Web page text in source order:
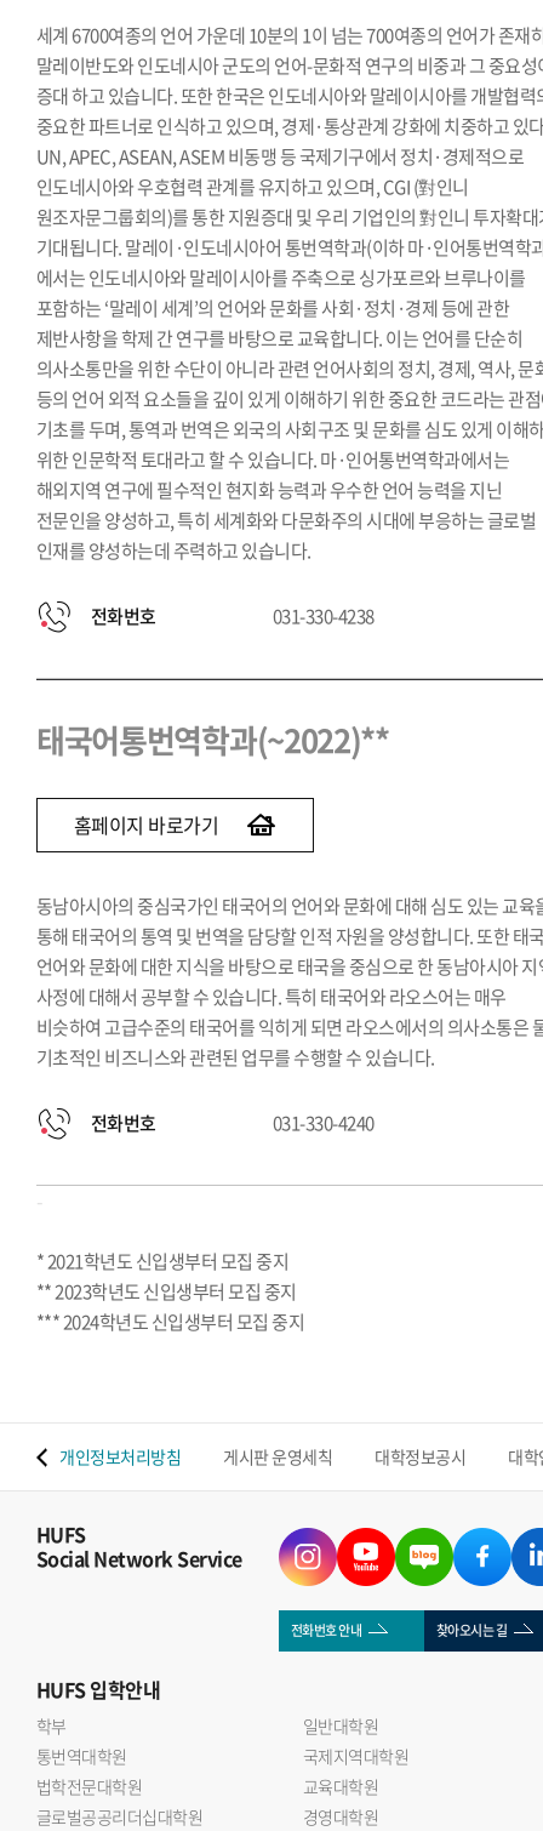
세계 6700여종의 언어 가운데 10분의 1이 넘는 700여종의 언어가 존재
말레이반도와 인도네시아 군도의 언어-문화적 연구의 비중과 그 중요성
증대 하고 있습니다. 또한 한국은 인도네시아와 말레이시아를 개발협력
중요한 파트너로 인식하고 있으며, 경제·통상관계 강화에 치중하고 있
UN, APEC, ASEAN, ASEM 비동맹 등 국제기구에서 정치·경제적으로
인도네시아와 우호협력 관계를 유지하고 있으며, CGI (對인니
원조자문그룹회의)를 통한 지원증대 및 우리 기업인의 對인니 투자확
기대됩니다. 말레이·인도네시아어 통번역학과(이하 마·인어통번역학
에서는 인도네시아와 말레이시아를 주축으로 싱가포르와 브루나이를
포함하는 ‘말레이 세계’의 언어와 문화를 사회·정치·경제 등에 관한
제반사항을 학제 간 연구를 바탕으로 교육합니다. 이는 언어를 단순히
의사소통만을 위한 수단이 아니라 관련 언어사회의 정치, 경제, 역사, 문
등의 언어 외적 요소들을 깊이 있게 이해하기 위한 중요한 코드라는 관
기초를 두며, 통역과 번역은 외국의 사회구조 및 문화를 심도 있게 이해
위한 인문학적 토대라고 할 수 있습니다. 마·인어통번역학과에서는
해외지역 연구에 필수적인 현지화 능력과 우수한 언어 능력을 지닌
전문인을 양성하고, 특히 세계화와 다문화주의 시대에 부응하는 글로벌
인재를 양성하는데 주력하고 있습니다.
전화번호 031-330-4238
태국어통번역학과(~2022)**
홈페이지 바로가기
동남아시아의 중심국가인 태국어의 언어와 문화에 대해 심도 있는 교육
통해 태국어의 통역 및 번역을 담당할 인적 자원을 양성합니다. 또한 태
언어와 문화에 대한 지식을 바탕으로 태국을 중심으로 한 동남아시아
사정에 대해서 공부할 수 있습니다. 특히 태국어와 라오스어는 매우
비슷하여 고급수준의 태국어를 익히게 되면 라오스에서의 의사소통은
기초적인 비즈니스와 관련된 업무를 수행할 수 있습니다.
전화번호 031-330-4240
-
* 2021학년도 신입생부터 모집 중지
** 2023학년도 신입생부터 모집 중지
*** 2024학년도 신입생부터 모집 중지
개인정보처리방침 게시판 운영세칙 대학정보공시 대
HUFS
Social Network Service
전화번호 안내 찾아오시는 길
HUFS입학안내
학부
일반대학원
통번역대학원
국제지역대학원
법학전문대학원
교육대학원
글로벌공공리더십대학원
경영대학원